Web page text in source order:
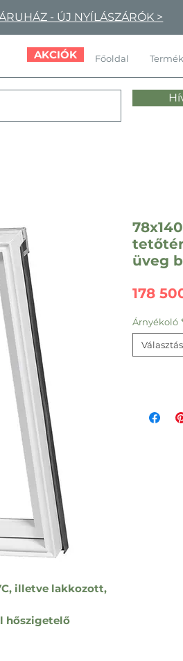
- ÚJ NYÍLÁSZÁRÓK >
AKCIÓK Főoldal
illetve lakkozott,
hőszigetelő
üveg
178
Árnyékoló
Választás